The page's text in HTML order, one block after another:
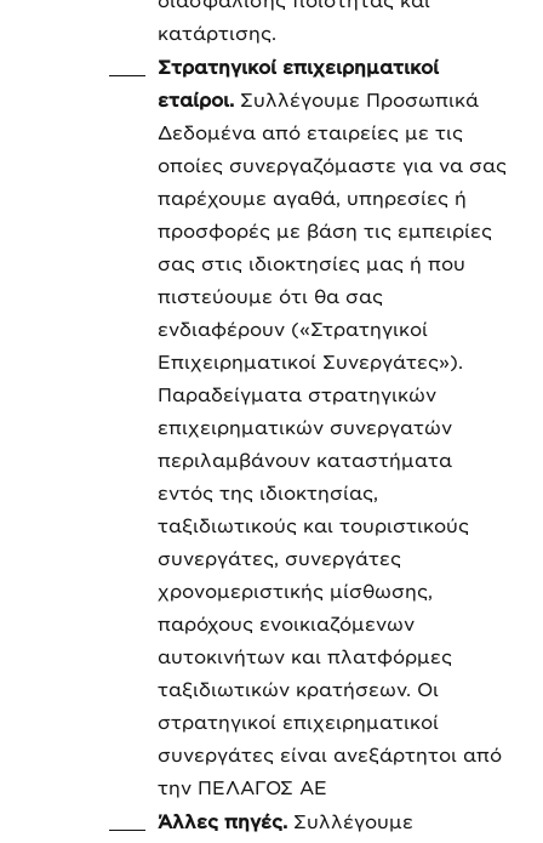
κατάρτισης.
Στρατηγικοί επιχειρηματικοί
εταίροι. Συλλέγουμε Προσωπικά
Δεδομένα από εταιρείες με τις
οποίες συνεργαζόμαστε για να σας
παρέχουμε αγαθά, υπηρεσίες ή
προσφορές με βάση τις εμπειρίες
σας στις ιδιοκτησίες μας ή που
πιστεύουμε ότι θα σας
ενδιαφέρουν («Στρατηγικοί
Επιχειρηματικοί Συνεργάτες»).
Παραδείγματα στρατηγικών
επιχειρηματικών συνεργατών
περιλαμβάνουν καταστήματα
εντός της ιδιοκτησίας,
ταξιδιωτικούς και τουριστικούς
συνεργάτες, συνεργάτες
χρονομεριστικής μίσθωσης,
παρόχους ενοικιαζόμενων
αυτοκινήτων και πλατφόρμες
ταξιδιωτικών κρατήσεων. Οι
στρατηγικοί επιχειρηματικοί
συνεργάτες είναι ανεξάρτητοι από
την ΠΕΛΑΓΟΣ ΑΕ
Άλλες πηγές. Συλλέγουμε